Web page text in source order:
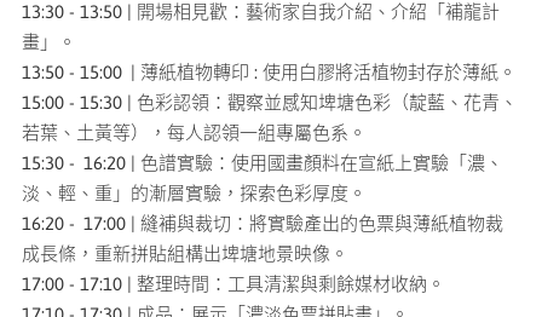
13:30 - 13:50 | 開場相見歡：藝術家自我介紹、介紹「補龍計
畫」。
13:50 - 15:00 | 薄紙植物轉印 : 使用白膠將活植物封存於薄紙。
15:00 - 15:30 | 色彩認領：觀察並感知埤塘色彩（靛藍、花青、
若葉、土黃等），每人認領一組專屬色系。
15:30 - 16:20 | 色譜實驗：使用國畫顏料在宣紙上實驗「濃、
淡、輕、重」的漸層實驗，探索色彩厚度。
16:20 - 17:00 | 縫補與裁切：將實驗產出的色票與薄紙植物裁
成長條，重新拼貼組構出埤塘地景映像。
17:00 - 17:10 | 整理時間：工具清潔與剩餘媒材收納。